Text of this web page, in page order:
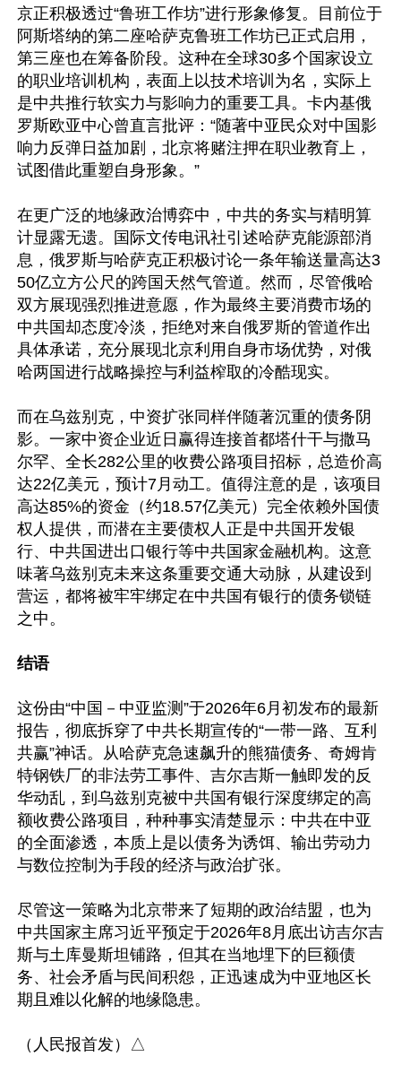
京正积极透过“鲁班工作坊”进行形象修复。目前位于
阿斯塔纳的第二座哈萨克鲁班工作坊已正式启用，
第三座也在筹备阶段。这种在全球30多个国家设立
的职业培训机构，表面上以技术培训为名，实际上
是中共推行软实力与影响力的重要工具。卡内基俄
罗斯欧亚中心曾直言批评：“随著中亚民众对中国影
响力反弹日益加剧，北京将赌注押在职业教育上，
试图借此重塑自身形象。”
在更广泛的地缘政治博弈中，中共的务实与精明算
计显露无遗。国际文传电讯社引述哈萨克能源部消
息，俄罗斯与哈萨克正积极讨论一条年输送量高达3
50亿立方公尺的跨国天然气管道。然而，尽管俄哈
双方展现强烈推进意愿，作为最终主要消费市场的
中共国却态度冷淡，拒绝对来自俄罗斯的管道作出
具体承诺，充分展现北京利用自身市场优势，对俄
哈两国进行战略操控与利益榨取的冷酷现实。
而在乌兹别克，中资扩张同样伴随著沉重的债务阴
影。一家中资企业近日赢得连接首都塔什干与撒马
尔罕、全长282公里的收费公路项目招标，总造价高
达22亿美元，预计7月动工。值得注意的是，该项目
高达85%的资金（约18.57亿美元）完全依赖外国债
权人提供，而潜在主要债权人正是中共国开发银
行、中共国进出口银行等中共国家金融机构。这意
味著乌兹别克未来这条重要交通大动脉，从建设到
营运，都将被牢牢绑定在中共国有银行的债务锁链
之中。
结语
这份由“中国－中亚监测”于2026年6月初发布的最新
报告，彻底拆穿了中共长期宣传的“一带一路、互利
共赢”神话。从哈萨克急速飙升的熊猫债务、奇姆肯
特钢铁厂的非法劳工事件、吉尔吉斯一触即发的反
华动乱，到乌兹别克被中共国有银行深度绑定的高
额收费公路项目，种种事实清楚显示：中共在中亚
的全面渗透，本质上是以债务为诱饵、输出劳动力
与数位控制为手段的经济与政治扩张。
尽管这一策略为北京带来了短期的政治结盟，也为
中共国家主席习近平预定于2026年8月底出访吉尔吉
斯与土库曼斯坦铺路，但其在当地埋下的巨额债
务、社会矛盾与民间积怨，正迅速成为中亚地区长
期且难以化解的地缘隐患。